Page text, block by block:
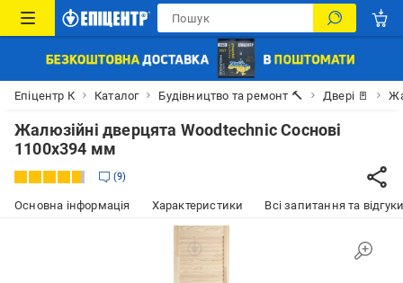
Епіцентр К Каталог Будівництво та ремонт 🔨 Двері 🚪
Жалюзійні дверцята Woodtechnic Соснові
1100х394 мм
9
Основна інформація Характеристики Всі запитання та